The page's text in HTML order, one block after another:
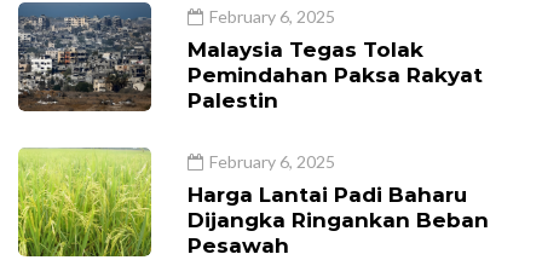
February 6, 2025
Malaysia Tegas Tolak
Pemindahan Paksa Rakyat
Palestin
February 6, 2025
Harga Lantai Padi Baharu
Dijangka Ringankan Beban
Pesawah